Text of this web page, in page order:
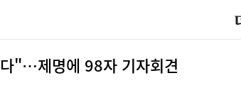
"…제명에 98자 기자회견